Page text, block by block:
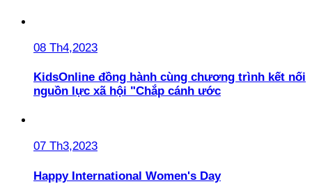
08 Th4,2023
KidsOnline đồng hành cùng chương trình kết nối
nguồn lực xã hội "Chắp cánh ước
07 Th3,2023
Happy International Women's Day